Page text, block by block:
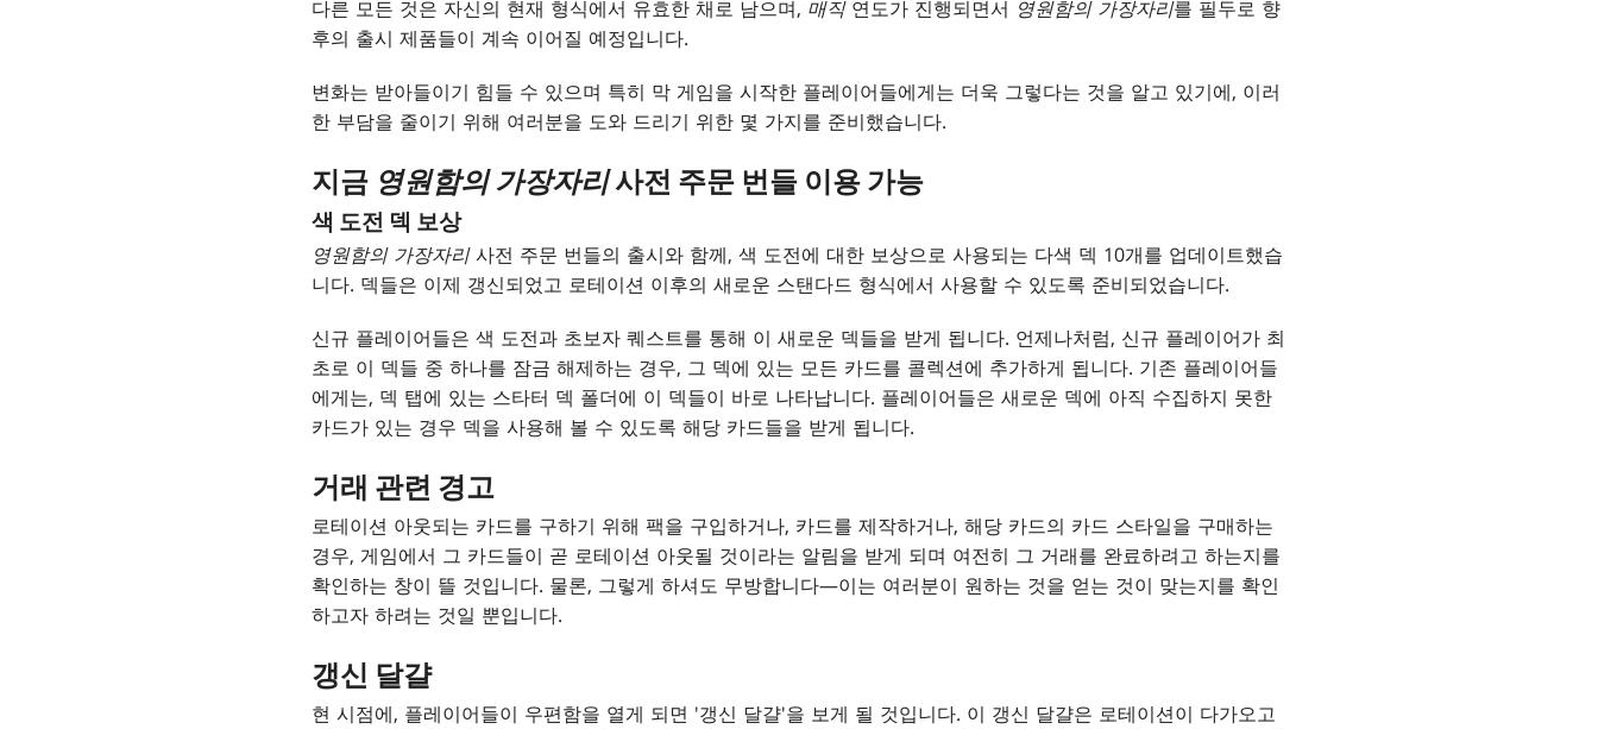
다른 모든 것은 자신의 현재 형식에서 유효한 채로 남으며, 매직연도가 진행되면서 영원함의 가장자리를 필두로 향
후의 출시 제품들이 계속 이어질 예정입니다.
변화는 받아들이기 힘들 수 있으며 특히 막 게임을 시작한 플레이어들에게는 더욱 그렇다는 것을 알고 있기에, 이러
한 부담을 줄이기 위해 여러분을 도와 드리기 위한 몇 가지를 준비했습니다.
지금 영원함의 가장자리사전 주문 번들 이용 가능
색 도전 덱 보상
영원함의 가장자리사전 주문 번들의 출시와 함께, 색 도전에 대한 보상으로 사용되는 다색 덱 10개를 업데이트했습
니다. 덱들은 이제 갱신되었고 로테이션 이후의 새로운 스탠다드 형식에서 사용할 수 있도록 준비되었습니다.
신규 플레이어들은 색 도전과 초보자 퀘스트를 통해 이 새로운 덱들을 받게 됩니다. 언제나처럼, 신규 플레이어가 최
초로 이 덱들 중 하나를 잠금 해제하는 경우, 그 덱에 있는 모든 카드를 콜렉션에 추가하게 됩니다. 기존 플레이어들
에게는, 덱 탭에 있는 스타터 덱 폴더에 이 덱들이 바로 나타납니다. 플레이어들은 새로운 덱에 아직 수집하지 못한
카드가 있는 경우 덱을 사용해 볼 수 있도록 해당 카드들을 받게 됩니다.
거래 관련 경고
로테이션 아웃되는 카드를 구하기 위해 팩을 구입하거나, 카드를 제작하거나, 해당 카드의 카드 스타일을 구매하는
경우, 게임에서 그 카드들이 곧 로테이션 아웃될 것이라는 알림을 받게 되며 여전히 그 거래를 완료하려고 하는지를
확인하는 창이 뜰 것입니다. 물론, 그렇게 하셔도 무방합니다—이는 여러분이 원하는 것을 얻는 것이 맞는지를 확인
하고자 하려는 것일 뿐입니다.
갱신 달걀
현 시점에, 플레이어들이 우편함을 열게 되면 '갱신 달걀'을 보게 될 것입니다. 이 갱신 달걀은 로테이션이 다가오고